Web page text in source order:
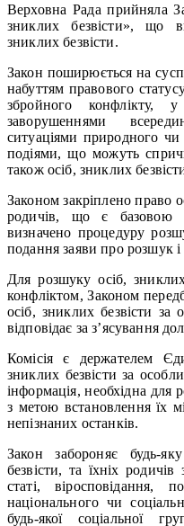
Верховна Рада прийняла
зниклих безвісти», що
зниклих безвісти.
Закон поширюється на
набуттям правового
збройного конфлікту,
заворушеннями
ситуаціями природного
подіями, що можуть
також осіб, зниклих
Законом закріплено право
родичів, що є базовою
визначено процедуру
подання заяви про розшук
Для розшуку осіб,
конфліктом, Законом
осіб, зниклих безвісти
відповідає за з’ясування
Комісія є держателем
зниклих безвісти за
інформація, необхідна для
з метою встановлення їх
непізнаних останків.
Закон забороняє будь-
безвісти, та їхніх
статі, віросповідання,
національного чи
будь-якої соціальної